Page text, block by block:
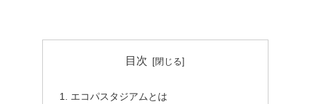
目次
エコパスタジアムとは